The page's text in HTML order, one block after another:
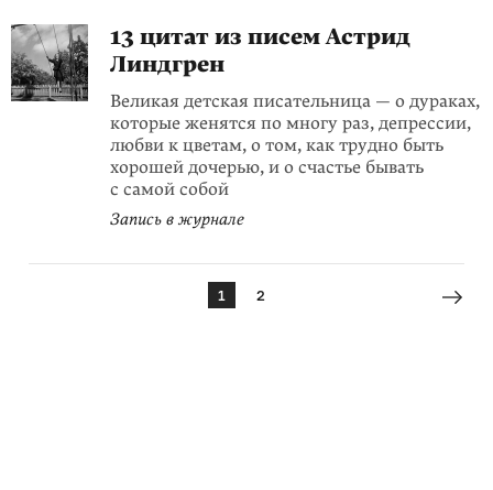
13 цитат из писем Астрид
Линдгрен
Великая детская писательница — о дураках,
которые женятся по многу раз, депрессии,
любви к цветам, о том, как трудно быть
хорошей дочерью, и о счастье бывать
с самой собой
Запись в журнале
1 2